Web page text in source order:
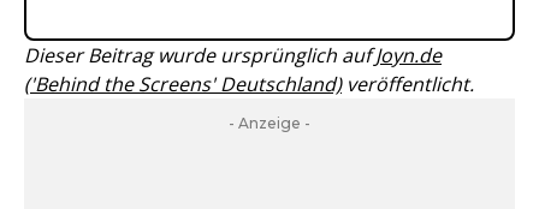
Dieser Beitrag wurde ursprünglich aufJoyn.de
('Behind the Screens' Deutschland)veröffentlicht.
- Anzeige -